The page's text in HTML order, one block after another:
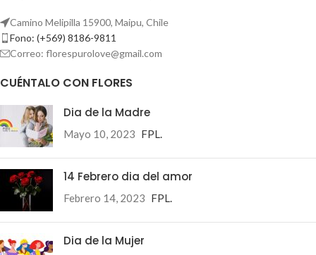
Camino Melipilla 15900, Maipu, Chile
Fono: (+569) 8186-9811
Correo: florespurolove@gmail.com
CUÉNTALO CON FLORES
Dia de la Madre
Mayo 10, 2023 FPL.
14 Febrero dia del amor
Febrero 14, 2023 FPL.
Dia de la Mujer